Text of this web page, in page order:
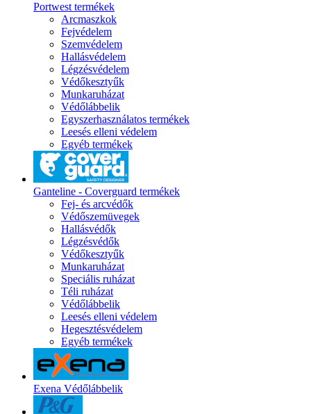
Portwest termékek
Arcmaszkok
Fejvédelem
Szemvédelem
Hallásvédelem
Légzésvédelem
Védőkesztyűk
Munkaruházat
Védőlábbelik
Egyszerhasználatos termékek
Leesés elleni védelem
Egyéb termékek
Ganteline - Coverguard termékek
Fej- és arcvédők
Védőszemüvegek
Hallásvédők
Légzésvédők
Védőkesztyűk
Munkaruházat
Speciális ruházat
Téli ruházat
Védőlábbelik
Leesés elleni védelem
Hegesztésvédelem
Egyéb termékek
Exena Védőlábbelik